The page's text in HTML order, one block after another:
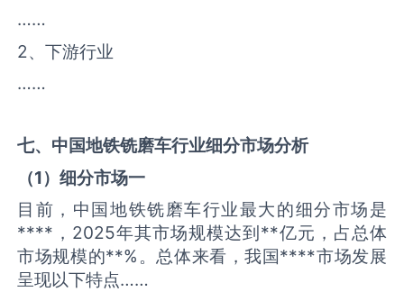
……
2、下游行业
……
七、中国地铁铣磨车行业细分市场分析
（1）细分市场一
目前，中国地铁铣磨车行业最大的细分市场是
****，2025年其市场规模达到**亿元，占总体
市场规模的**%。总体来看，我国****市场发展
呈现以下特点……